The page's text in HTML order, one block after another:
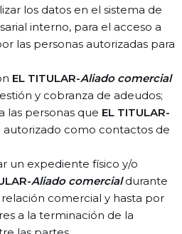
los datos en el sistema de
interno, para el acceso a
las personas autorizadas para
EL TITULAR-Aliado comercial
y cobranza de adeudos;
las personas que EL TITULAR-
autorizado como contactos de
un expediente físico y/o
Aliado comercialdurante
comercial y hasta por
a la terminación de la